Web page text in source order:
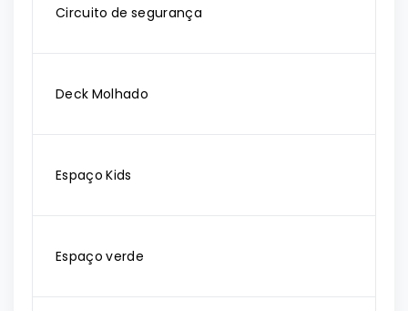
Circuito de segurança
Deck Molhado
Espaço Kids
Espaço verde